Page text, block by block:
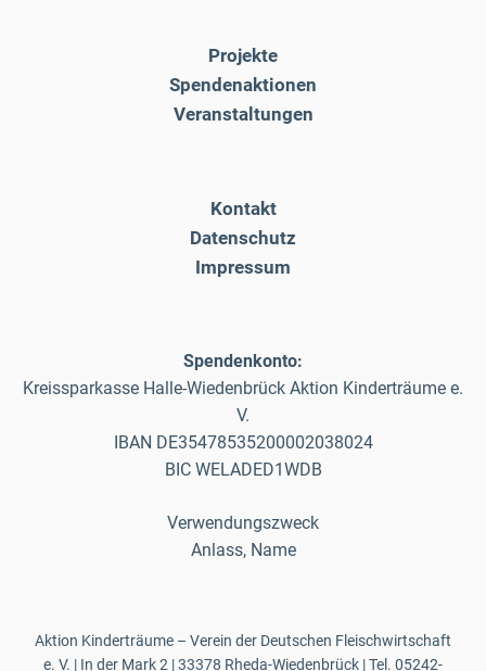
Projekte
Spendenaktionen
Veranstaltungen
Kontakt
Datenschutz
Impressum
Spendenkonto:
Kreissparkasse Halle-Wiedenbrück Aktion Kinderträume e.
V.
IBAN DE35478535200002038024
BIC WELADED1WDB
Verwendungszweck
Anlass, Name
Aktion Kinderträume – Verein der Deutschen Fleischwirtschaft
e. V. | In der Mark 2 | 33378 Rheda-Wiedenbrück | Tel. 05242-